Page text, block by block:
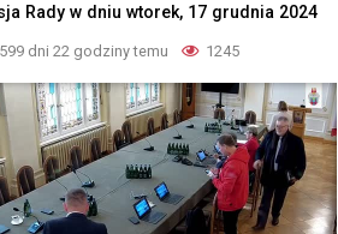
Rady w dniu wtorek, 17 grudnia 2024
599 dni 22 godziny temu 1245